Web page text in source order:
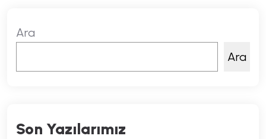
Ara
Ara
Son Yazılarımız